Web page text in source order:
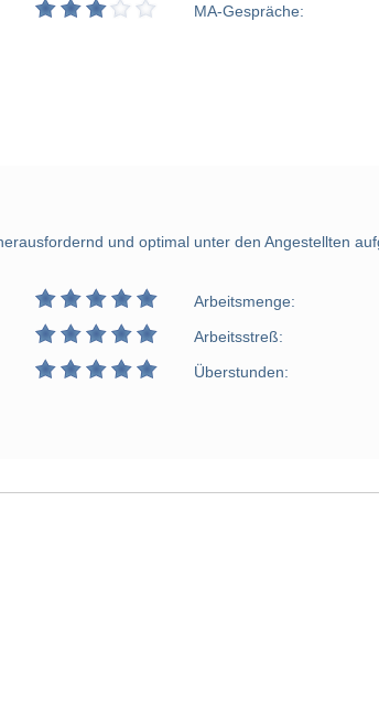
MA-Gespräche:
und optimal unter den Angestellten
Arbeitsmenge:
Arbeitsstreß:
Überstunden: